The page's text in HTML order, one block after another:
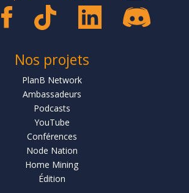
Nos projets
PlanB Network
Ambassadeurs
Podcasts
YouTube
Conférences
Node Nation
Home Mining
Édition